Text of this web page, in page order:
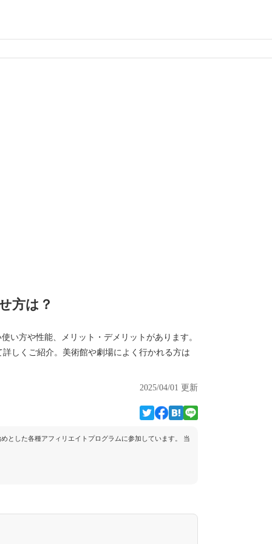
方は？
い方や性能、メリット・デメリットがあります。
しくご紹介。美術館や劇場によく行かれる方は
2025/04/01 更新
とした各種アフィリエイトプログラムに参加しています。 当